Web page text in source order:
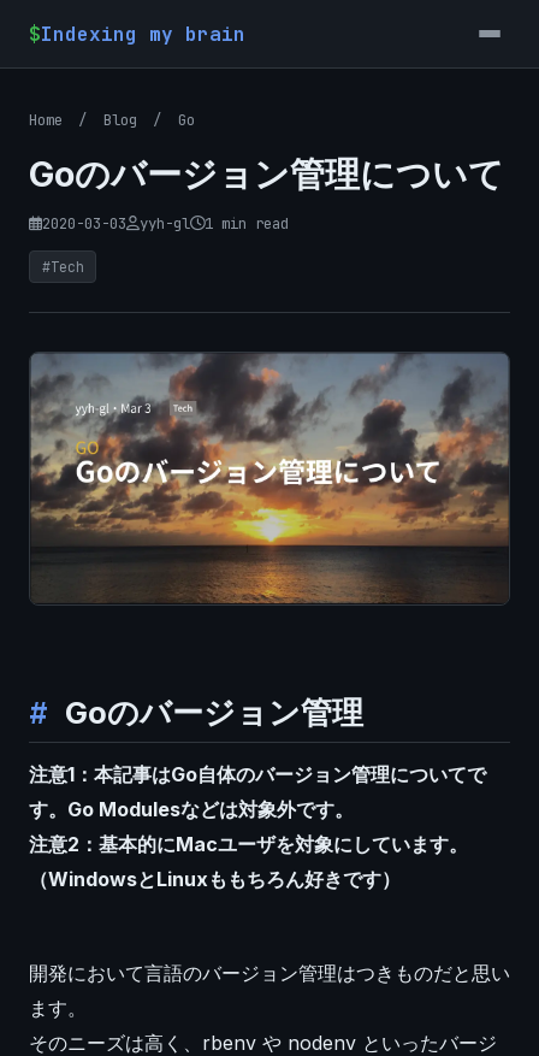
$Indexing my brain
Home / Blog / Go
Goのバージョン管理について
2020-03-03 yyh-gl 1 min read
#Tech
Goのバージョン管理
注意1：本記事はGo自体のバージョン管理についてで
す。Go Modulesなどは対象外です。
注意2：基本的にMacユーザを対象にしています。
（WindowsとLinuxももちろん好きです）
開発において言語のバージョン管理はつきものだと思い
ます。
そのニーズは高く、rbenv や nodenv といったバージ